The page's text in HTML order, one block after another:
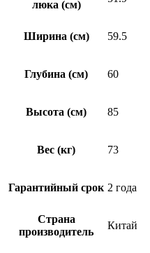
люка (см)
Ширина (см) 59.5
Глубина (см) 60
Высота (см) 85
Вес (кг) 73
Гарантийный срок 2 года
Страна
производитель
Китай